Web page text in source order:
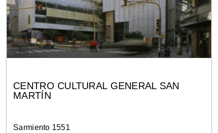
CENTRO CULTURAL GENERAL SAN
MARTÍN
Sarmiento 1551